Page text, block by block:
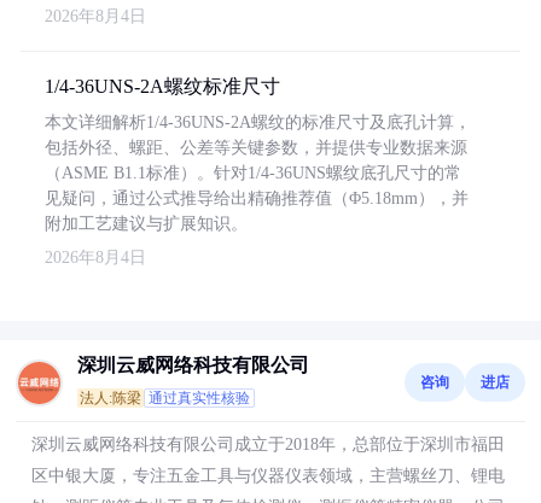
2026年8月4日
1/4-36UNS-2A螺纹标准尺寸
本文详细解析1/4-36UNS-2A螺纹的标准尺寸及底孔计算，
包括外径、螺距、公差等关键参数，并提供专业数据来源
（ASME B1.1标准）。针对1/4-36UNS螺纹底孔尺寸的常
见疑问，通过公式推导给出精确推荐值（Φ5.18mm），并
附加工艺建议与扩展知识。
2026年8月4日
深圳云威网络科技有限公司
法人:陈梁 通过真实性核验
咨询 进店
深圳云威网络科技有限公司成立于2018年，总部位于深圳市福田
区中银大厦，专注五金工具与仪器仪表领域，主营螺丝刀、锂电